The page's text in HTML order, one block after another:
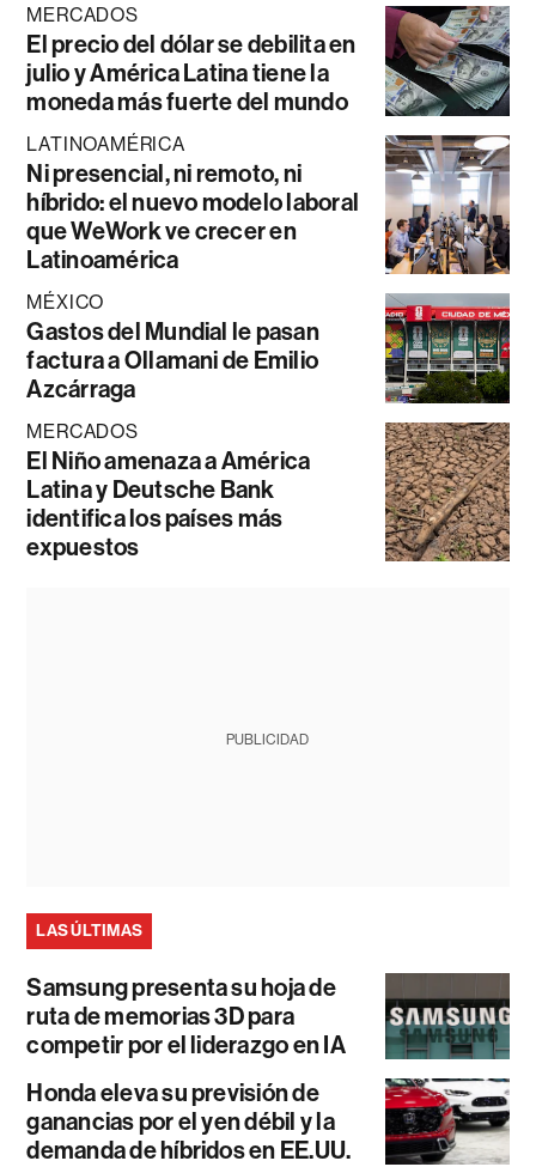
MERCADOS
El precio del dólar se debilita en
julio y América Latina tiene la
moneda más fuerte del mundo
LATINOAMÉRICA
Ni presencial, ni remoto, ni
híbrido: el nuevo modelo laboral
que WeWork ve crecer en
Latinoamérica
MÉXICO
Gastos del Mundial le pasan
factura a Ollamani de Emilio
Azcárraga
MERCADOS
El Niño amenaza a América
Latina y Deutsche Bank
identifica los países más
expuestos
PUBLICIDAD
LAS ÚLTIMAS
Samsung presenta su hoja de
ruta de memorias 3D para
competir por el liderazgo en IA
Honda eleva su previsión de
ganancias por el yen débil y la
demanda de híbridos en EE.UU.